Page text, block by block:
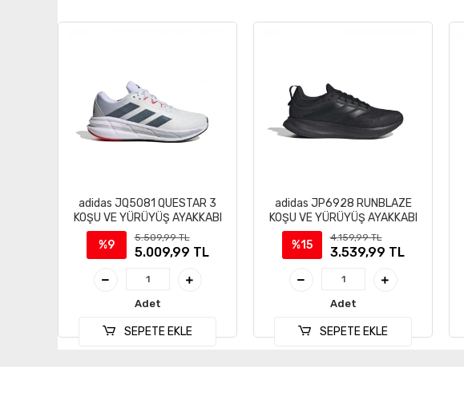
adidas JQ5081 QUESTAR 3
KOŞU VE YÜRÜYÜŞ AYAKKABI
%9
5.509,99 TL
5.009,99 TL
Adet
SEPETE EKLE
adidas JP6928 RUNBLAZE
KOŞU VE YÜRÜYÜŞ AYAKKABI
%15
4.159,99 TL
3.539,99 TL
Adet
SEPETE EKLE